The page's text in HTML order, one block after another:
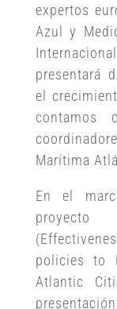
expertos
Azul y
presentará
el
contamos
Marítima
En el
policies to
Atlantic